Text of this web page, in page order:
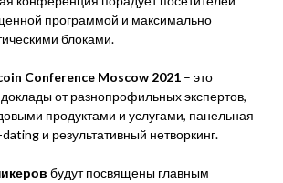
программой и максимально
блоками.
Conference Moscow 2021 – это
от разнопрофильных экспертов,
продуктами и услугами, панельная
и результативный нетворкинг.
будут посвящены главным